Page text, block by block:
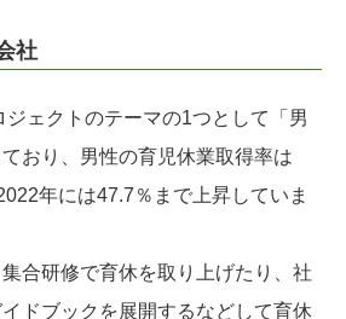
社
ェクトのテーマの1つとして「男
おり、男性の育児休業取得率は
年には47.7％まで上昇していま
合研修で育休を取り上げたり、社
ドブックを展開するなどして育休